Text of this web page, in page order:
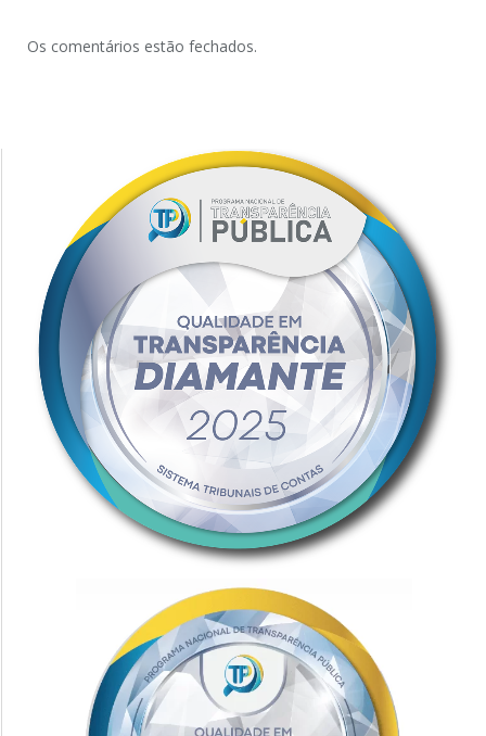
Os comentários estão fechados.